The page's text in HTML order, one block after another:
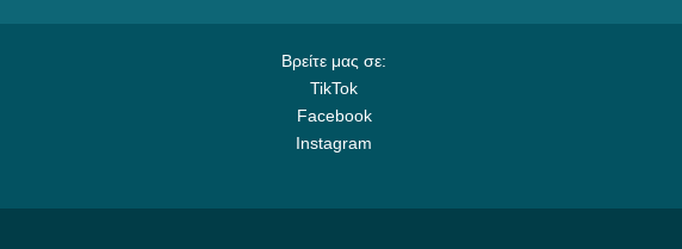
Βρείτε μας σε:
TikTok
Facebook
Instagram